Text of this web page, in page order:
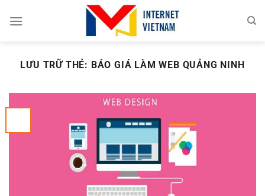
đến
LƯU TRỮ THẺ: BÁO GIÁ LÀM WEB QUẢNG NINH